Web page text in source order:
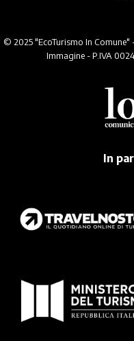
© 2025 "EcoTurismo In
Immagine - P.IVA
In